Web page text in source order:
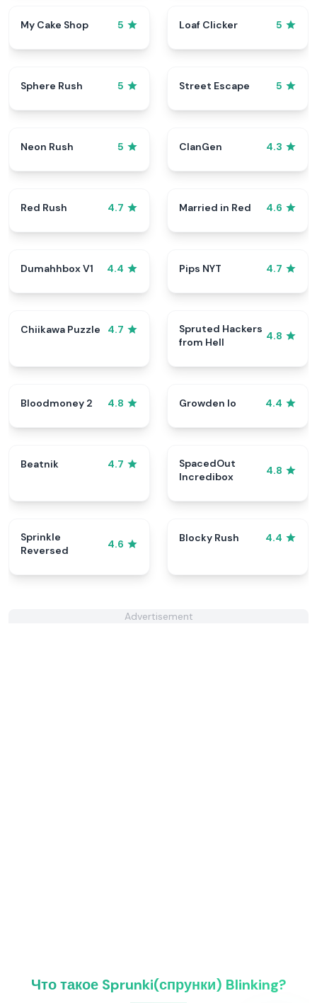
My Cake Shop 5 Loaf Clicker 5
Sphere Rush 5 Street Escape 5
Neon Rush 5 ClanGen 4.3
Red Rush 4.7 Married in Red 4.6
Dumahhbox V1 4.4 Pips NYT 4.7
Chiikawa Puzzle 4.7
Spruted Hackers
from Hell
4.8
Bloodmoney 2 4.8 Growden Io 4.4
Beatnik 4.7
SpacedOut
Incredibox
4.8
Sprinkle
Reversed
4.6
Blocky Rush 4.4
Advertisement
Что такое Sprunki(спрунки) Blinking?